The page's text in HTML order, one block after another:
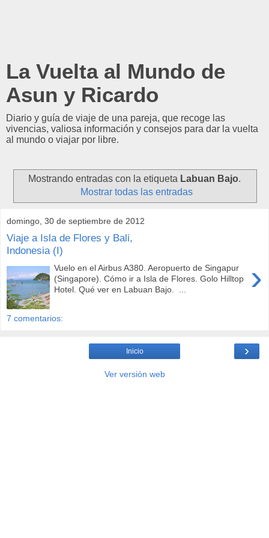
La Vuelta al Mundo de
Asun y Ricardo
Diario y guía de viaje de una pareja, que recoge las
vivencias, valiosa información y consejos para dar la vuelta
al mundo o viajar por libre.
Mostrando entradas con la etiqueta Labuan Bajo.
Mostrar todas las entradas
domingo, 30 de septiembre de 2012
Viaje a Isla de Flores y Bali,
Indonesia (I)
›
Vuelo en el Airbus A380. Aeropuerto de Singapur
(Singapore). Cómo ir a Isla de Flores. Golo Hilltop
Hotel. Qué ver en Labuan Bajo. ...
7 comentarios:
›
Inicio
Ver versión web